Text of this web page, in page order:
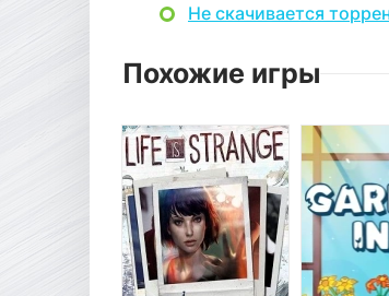
Не скачивается
Похожие игры